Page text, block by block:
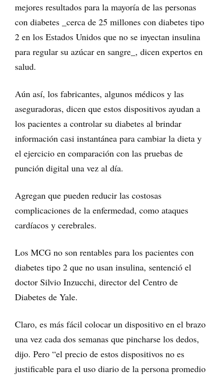
mejores resultados para la mayoría de las personas
con diabetes _cerca de 25 millones con diabetes tipo
2 en los Estados Unidos que no se inyectan insulina
para regular su azúcar en sangre_, dicen expertos en
salud.
Aún así, los fabricantes, algunos médicos y las
aseguradoras, dicen que estos dispositivos ayudan a
los pacientes a controlar su diabetes al brindar
información casi instantánea para cambiar la dieta y
el ejercicio en comparación con las pruebas de
punción digital una vez al día.
Agregan que pueden reducir las costosas
complicaciones de la enfermedad, como ataques
cardíacos y cerebrales.
Los MCG no son rentables para los pacientes con
diabetes tipo 2 que no usan insulina, sentenció el
doctor Silvio Inzucchi, director del Centro de
Diabetes de Yale.
Claro, es más fácil colocar un dispositivo en el brazo
una vez cada dos semanas que pincharse los dedos,
dijo. Pero “el precio de estos dispositivos no es
justificable para el uso diario de la persona promedio